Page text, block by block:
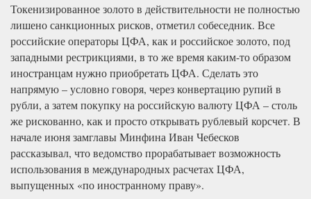
Токенизированное золото в действительности не полностью
лишено санкционных рисков, отметил собеседник. Все
российские операторы ЦФА, как и российское золото, под
западными рестрикциями, в то же время каким-то образом
иностранцам нужно приобретать ЦФА. Сделать это
напрямую – условно говоря, через конвертацию рупий в
рубли, а затем покупку на российскую валюту ЦФА – столь
же рискованно, как и просто открывать рублевый корсчет. В
начале июня замглавы Минфина Иван Чебесков
рассказывал, что ведомство прорабатывает возможность
использования в международных расчетах ЦФА,
выпущенных «по иностранному праву».